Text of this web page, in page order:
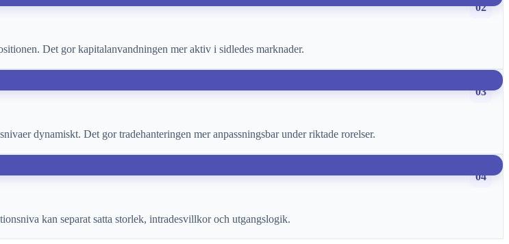
02
Det gor kapitalanvandningen mer aktiv i sidledes marknader.
03
dynamiskt. Det gor tradehanteringen mer anpassningsbar under riktade rorelser.
04
kan separat satta storlek, intradesvillkor och utgangslogik.